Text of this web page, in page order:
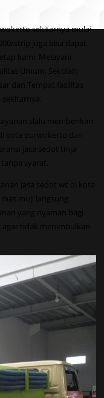
sekitarnya mulai